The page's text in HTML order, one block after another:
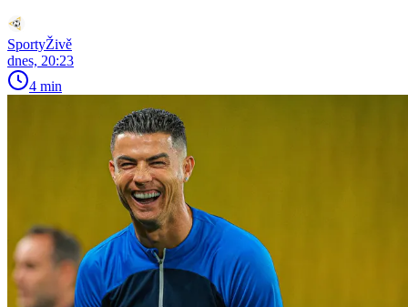
SportyŽivě
dnes, 20:23
4 min